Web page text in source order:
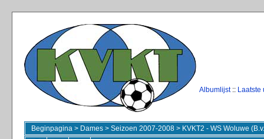
Albumlijst:: Laatste
Beginpagina > Dames > Seizoen 2007-2008 > KVKT2 - WS Woluwe